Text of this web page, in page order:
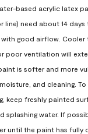
based acrylic latex
line) need about 14
with good airflow. Cooler
poor ventilation will
is softer and more
and cleaning.
keep freshly painted
splashing water. If
until the paint has fully